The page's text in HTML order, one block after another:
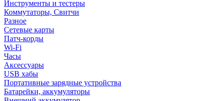
Инструменты и тестеры
Коммутаторы, Свитчи
Разное
Сетевые карты
Патч-корды
Wi-Fi
Часы
Аксессуары
USB хабы
Портативные зарядные устройства
Батарейки, аккумуляторы